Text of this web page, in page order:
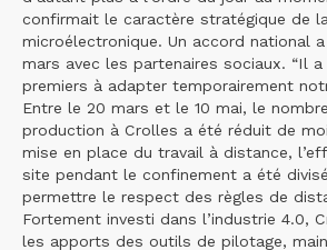
confirmait le caractère stratégique de
microélectronique. Un accord national
mars avec les partenaires sociaux. “Il a
premiers à adapter temporairement
Entre le 20 mars et le 10 mai, le
production à Crolles a été réduit de
mise en place du travail à distance,
site pendant le confinement a été
permettre le respect des règles de
Fortement investi dans l’industrie 4.0,
les apports des outils de pilotage,